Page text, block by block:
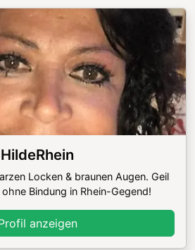
HildeRhein
Locken & braunen Augen. Geil
Bindung in Rhein-Gegend!
anzeigen